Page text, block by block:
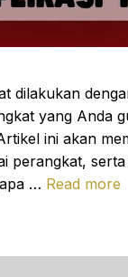
dilakukan
yang Anda
ini akan
perangkat,
… Read more